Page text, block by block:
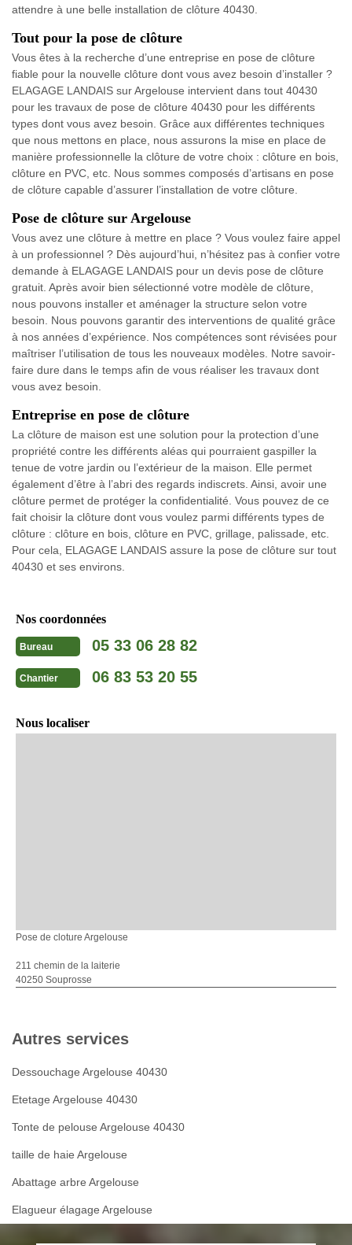
attendre à une belle installation de clôture 40430.
Tout pour la pose de clôture
Vous êtes à la recherche d’une entreprise en pose de clôture
fiable pour la nouvelle clôture dont vous avez besoin d’installer ?
ELAGAGE LANDAIS sur Argelouse intervient dans tout 40430
pour les travaux de pose de clôture 40430 pour les différents
types dont vous avez besoin. Grâce aux différentes techniques
que nous mettons en place, nous assurons la mise en place de
manière professionnelle la clôture de votre choix : clôture en bois,
clôture en PVC, etc. Nous sommes composés d’artisans en pose
de clôture capable d’assurer l’installation de votre clôture.
Pose de clôture sur Argelouse
Vous avez une clôture à mettre en place ? Vous voulez faire appel
à un professionnel ? Dès aujourd’hui, n’hésitez pas à confier votre
demande à ELAGAGE LANDAIS pour un devis pose de clôture
gratuit. Après avoir bien sélectionné votre modèle de clôture,
nous pouvons installer et aménager la structure selon votre
besoin. Nous pouvons garantir des interventions de qualité grâce
à nos années d’expérience. Nos compétences sont révisées pour
maîtriser l’utilisation de tous les nouveaux modèles. Notre savoir-
faire dure dans le temps afin de vous réaliser les travaux dont
vous avez besoin.
Entreprise en pose de clôture
La clôture de maison est une solution pour la protection d’une
propriété contre les différents aléas qui pourraient gaspiller la
tenue de votre jardin ou l’extérieur de la maison. Elle permet
également d’être à l’abri des regards indiscrets. Ainsi, avoir une
clôture permet de protéger la confidentialité. Vous pouvez de ce
fait choisir la clôture dont vous voulez parmi différents types de
clôture : clôture en bois, clôture en PVC, grillage, palissade, etc.
Pour cela, ELAGAGE LANDAIS assure la pose de clôture sur tout
40430 et ses environs.
Nos coordonnées
Bureau 05 33 06 28 82
Chantier 06 83 53 20 55
Nous localiser
Pose de cloture Argelouse
211 chemin de la laiterie
40250 Souprosse
Autres services
Dessouchage Argelouse 40430
Etetage Argelouse 40430
Tonte de pelouse Argelouse 40430
taille de haie Argelouse
Abattage arbre Argelouse
Elagueur élagage Argelouse